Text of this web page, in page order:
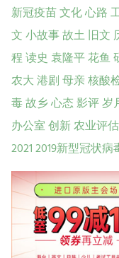
新冠疫苗文化心路
文小故事故土旧文
程读史袁隆平花鱼
农大港剧母亲核酸
毒故乡心态影评岁
办公室创新农业评估
20212019新型冠状病